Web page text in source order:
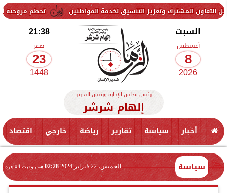
تحطم مروحية أثناء مكافحة وتعزيز التنسيق لخدمة المواطنين
السبت
أغسطس
8
2026
21:38
صفر
23
1448
رئيس مجلس الإدارة ورئيس التحرير
إلهام شرشر
أخبار سياسة تقارير رياضة خارجي اقتصاد
سياسة الخميس، 22 فبراير 2024 02:28 مـ بتوقيت القاهرة